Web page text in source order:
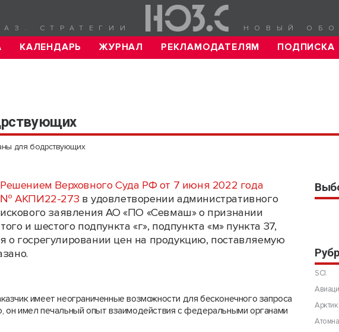
СТРАТЕГИИ НОВЫЙ
КАЛЕНДАРЬ ЖУРНАЛ РЕКЛАМОДАТЕЛЯМ ПОДПИСКА
для бодрствующих
Решением Верховного Суда РФ от 7 июня 2022 года
№ АКПИ22-273 в удовлетворении административного
искового заявления АО «ПО «Севмаш» о признании
и шестого подпункта «г», подпункта «м» пункта 37,
о госрегулировании цен на продукцию, поставляемую
имеет неограниченные возможности для бесконечного запроса
он имел печальный опыт взаимодействия с федеральными органами
SCI.